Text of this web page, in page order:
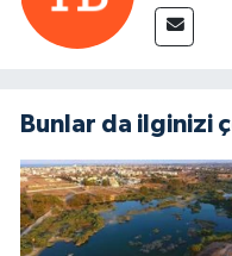
Bunlar da ilginizi